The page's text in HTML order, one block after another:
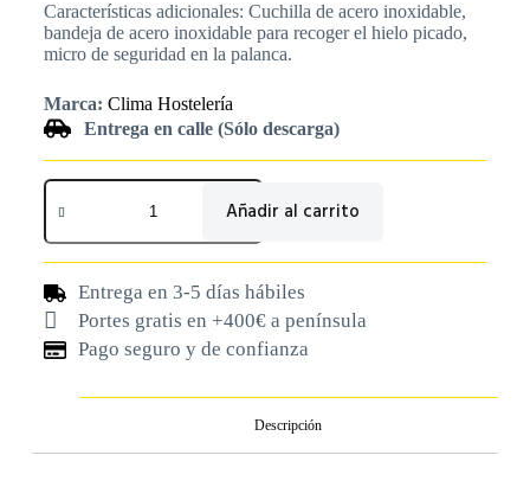
Características adicionales: Cuchilla de acero inoxidable,
bandeja de acero inoxidable para recoger el hielo picado,
micro de seguridad en la palanca.
Marca: Clima Hostelería
Entrega en calle (Sólo descarga)
Añadir al carrito
Entrega en 3-5 días hábiles
Portes gratis en +400€ a península
Pago seguro y de confianza
Descripción